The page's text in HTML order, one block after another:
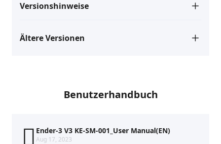
Versionshinweise
Ältere Versionen
Benutzerhandbuch
Ender-3 V3 KE-SM-001_User Manual(EN)
Aug 17, 2023